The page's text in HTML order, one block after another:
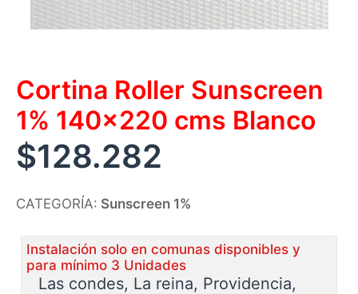
Cortina Roller Sunscreen
1% 140×220 cms Blanco
$128.282
CATEGORÍA: Sunscreen 1%
Instalación solo en comunas disponibles y
para mínimo 3 Unidades
Las condes, La reina, Providencia,